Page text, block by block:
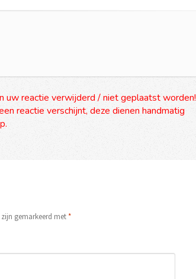
uw reactie verwijderd / niet geplaatst worden!
reactie verschijnt, deze dienen handmatig
zijn gemarkeerd met*